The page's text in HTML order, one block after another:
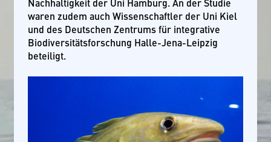
waren zudem auch Wissenschaftler der Uni Kiel
und des Deutschen Zentrums für integrative
Biodiversitätsforschung Halle-Jena-Leipzig
beteiligt.